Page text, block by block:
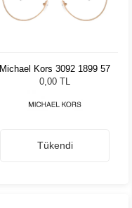
Michael Kors 3092 1899 57
0,00 TL
Tükendi